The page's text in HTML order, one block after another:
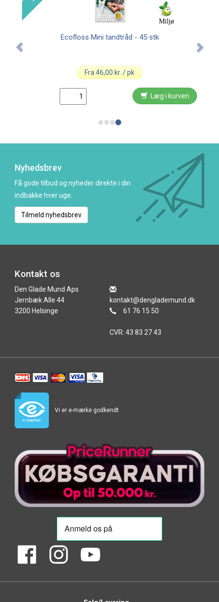
Miljø
Ecofloss Mini tandtråd - 45 stk
Fra 46,00 kr. / pk
Læg i kurven
Nyhedsbrev
Få gode tilbud og nyheder direkte i din
indbakke hver uge.
Tilmeld nyhedsbrev
Kontakt os
Den Glade Mund Aps
Jernbæk Alle 44
3200 Helsinge
kontakt@denglademund.dk
61 76 15 50
CVR: 43 83 27 43
Vi er e-mærke godkendt